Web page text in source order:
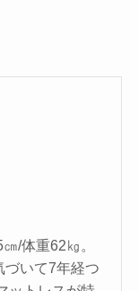
/体重62㎏。
づいて7年経つ